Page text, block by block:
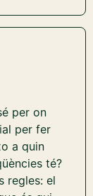
per on
per fer
a quin
té?
regles: el